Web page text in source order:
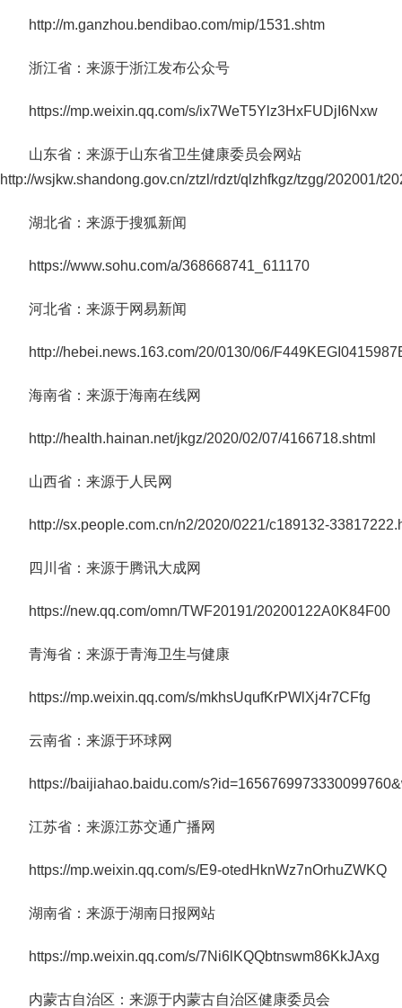
http://m.ganzhou.bendibao.com/mip/1531.shtm
浙江省：来源于浙江发布公众号
https://mp.weixin.qq.com/s/ix7WeT5Ylz3HxFUDjI6Nxw
山东省：来源于山东省卫生健康委员会网站
http://wsjkw.shandong.gov.cn/ztzl/rdzt/qlzhfkgz/tzgg/202001/
湖北省：来源于搜狐新闻
https://www.sohu.com/a/368668741_611170
河北省：来源于网易新闻
http://hebei.news.163.com/20/0130/06/
海南省：来源于海南在线网
http://health.hainan.net/jkgz/2020/02/07/4166718.shtml
山西省：来源于人民网
http://sx.people.com.cn/n2/2020/0221/c189132-
四川省：来源于腾讯大成网
https://new.qq.com/omn/TWF20191/20200122A0K84F00
青海省：来源于青海卫生与健康
https://mp.weixin.qq.com/s/mkhsUqufKrPWlXj4r7CFfg
云南省：来源于环球网
https://baijiahao.baidu.com/
江苏省：来源江苏交通广播网
https://mp.weixin.qq.com/s/E9-otedHknWz7nOrhuZWKQ
湖南省：来源于湖南日报网站
https://mp.weixin.qq.com/s/7Ni6lKQQbtnswm86KkJAxg
内蒙古自治区：来源于内蒙古自治区健康委员会